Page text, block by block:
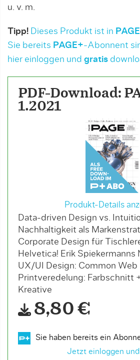
u. v. m.
Tipp! Dieses Produkt ist in
Sie bereits PAGE+-Abonnent
hier einloggen und gratis
PDF-Download:
1.2021
Produkt-Details
Data-driven Design vs.
Nachhaltigkeit als
Corporate Design für
Helvetica! Erik Spiekermanns
UX/UI Design: Common
Printveredelung: Farbschnitt
Kreative
8,80 €
Sie haben bereits ein
Jetzt einloggen